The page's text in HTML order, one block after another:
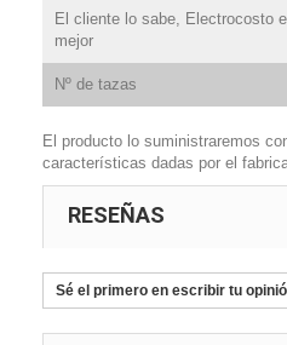
El cliente lo sabe, Electrocosto
mejor
Nº de tazas
El producto lo suministraremos
características dadas por el
RESEÑAS
Sé el primero en escribir tu